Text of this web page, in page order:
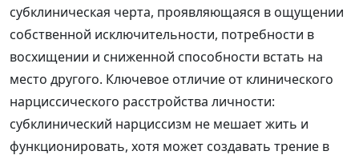
субклиническая черта, проявляющаяся в ощущении
собственной исключительности, потребности в
восхищении и сниженной способности встать на
место другого. Ключевое отличие от клинического
нарциссического расстройства личности:
субклинический нарциссизм не мешает жить и
функционировать, хотя может создавать трение в